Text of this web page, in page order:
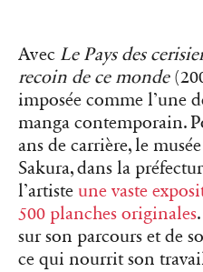
Avec Le Pays des
recoin de ce monde
imposée comme l’une
manga contemporain.
ans de carrière, le
Sakura, dans la
l’artiste une vaste
500 planches originales
sur son parcours et de
ce qui nourrit son